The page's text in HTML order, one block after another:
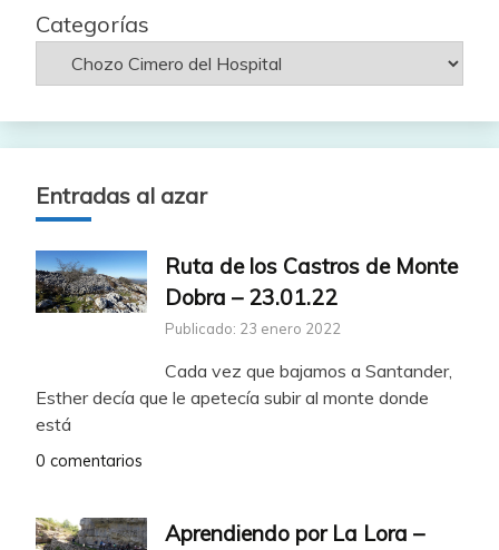
Categorías
Entradas al azar
Ruta de los Castros de Monte
Dobra – 23.01.22
Publicado: 23 enero 2022
Cada vez que bajamos a Santander,
Esther decía que le apetecía subir al monte donde
está
0 comentarios
Aprendiendo por La Lora –